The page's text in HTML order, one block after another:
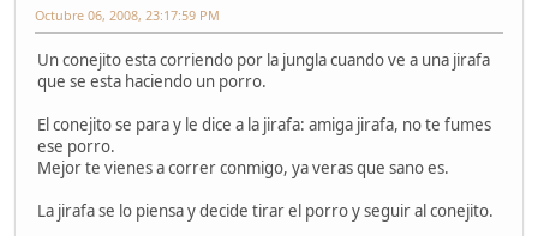
Octubre 06, 2008, 23:17:59 PM
Un conejito esta corriendo por la jungla cuando ve a una jirafa
que se esta haciendo un porro.
El conejito se para y le dice a la jirafa: amiga jirafa, no te fumes
ese porro.
Mejor te vienes a correr conmigo, ya veras que sano es.
La jirafa se lo piensa y decide tirar el porro y seguir al conejito.